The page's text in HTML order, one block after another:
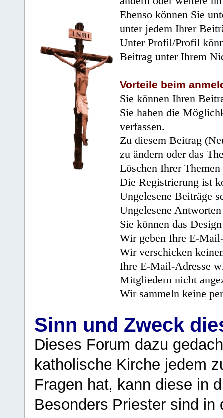
Ebenso können Sie
unter jedem Ihrer
Unter Profil/Profil
Beitrag unter Ihrem
Vorteile beim
Sie können Ihren
Sie haben die
verfassen.
Zu diesem Beitrag
zu ändern oder das
Löschen Ihrer
Die Registrierung ist
Ungelesene Beiträge
Ungelesene
Sie können das
Wir geben Ihre E-
Wir verschicken
Ihre E-Mail-Adresse
Mitgliedern nicht
Wir sammeln keine
Sinn und Zweck
Dieses Forum dazu
katholische Kirche jedem
Fragen hat, kann diese in
Besonders Priester sind in